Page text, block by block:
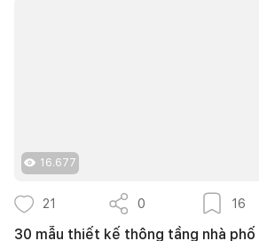
16.677
21 0 16
30 mẫu thiết kế thông tầng nhà